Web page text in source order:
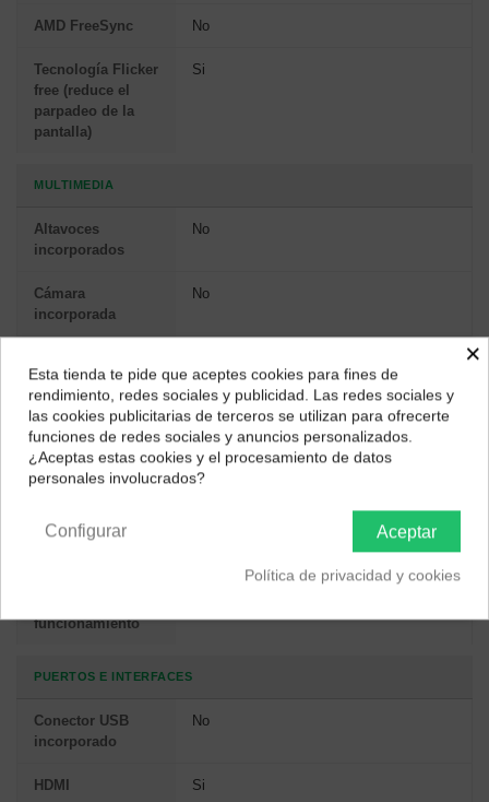
AMD FreeSync No
Tecnología Flicker
free (reduce el
parpadeo de la
pantalla)
Si
MULTIMEDIA
Altavoces
incorporados
No
Cámara
incorporada
No
incorporado
CONDICIONES AMBIENTALES
Intervalo de
10 - 40 °C
funcionamiento
PUERTOS E INTERFACES
Conector USB
incorporado
No
HDMI Si
¿Dónde deseas recibir tu pedido?
Selecciona tu ubicación para mostrarte los precios e
impuestos correctos para tu región.
×
Esta tienda te pide que aceptes cookies para fines de
rendimiento, redes sociales y publicidad. Las redes sociales y
las cookies publicitarias de terceros se utilizan para ofrecerte
funciones de redes sociales y anuncios personalizados.
¿Aceptas estas cookies y el procesamiento de datos
personales involucrados?
Aceptar
Configurar
Política de privacidad y cookies